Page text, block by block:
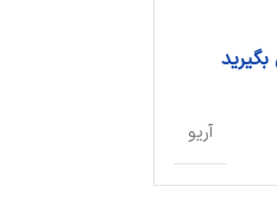
آریو